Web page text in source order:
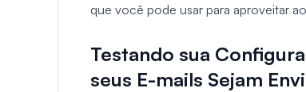
que você pode usar para aproveitar
Testando sua
seus E-mails Sejam